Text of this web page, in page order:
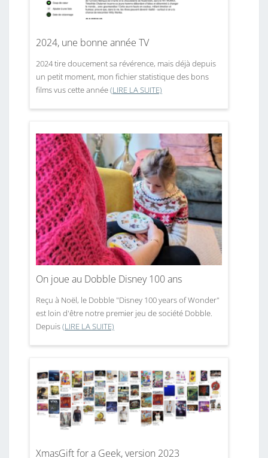
2024, une bonne année TV
2024 tire doucement sa révérence, mais déjà depuis
un petit moment, mon fichier statistique des bons
films vus cette année(LIRE LA SUITE)
On joue au Dobble Disney 100 ans
Reçu à Noël, le Dobble "Disney 100 years of Wonder"
est loin d'être notre premier jeu de société Dobble.
Depuis(LIRE LA SUITE)
XmasGift for a Geek, version 2023